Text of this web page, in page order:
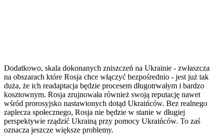
Dodatkowo, skala dokonanych zniszczeń na Ukrainie - zwłaszcza
na obszarach które Rosja chce włączyć bezpośrednio - jest już tak
duża, że ich readaptacja będzie procesem długotrwałym i bardzo
kosztownym. Rosja zrujnowała również swoją reputację nawet
wśród prorosyjsko nastawionych dotąd Ukraińców. Bez realnego
zaplecza społecznego, Rosja nie będzie w stanie w długiej
perspektywie rządzić Ukrainą przy pomocy Ukraińców. To zaś
oznacza jeszcze większe problemy.